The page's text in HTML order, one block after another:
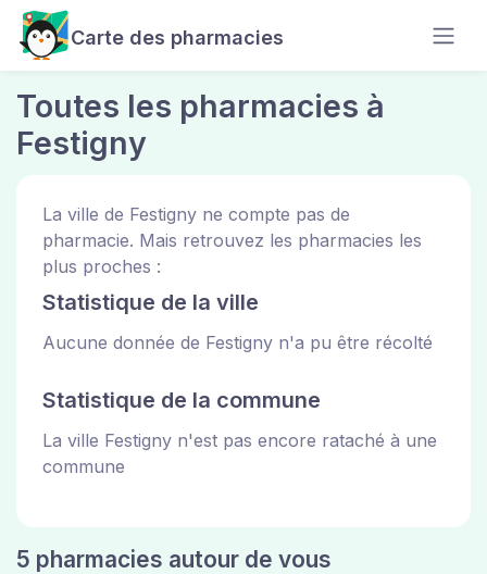
Carte des pharmacies
Toutes les pharmacies à
Festigny
La ville de Festigny ne compte pas de
pharmacie. Mais retrouvez les pharmacies les
plus proches :
Statistique de la ville
Aucune donnée de Festigny n'a pu être récolté
Statistique de la commune
La ville Festigny n'est pas encore rataché à une
commune
5 pharmacies autour de vous